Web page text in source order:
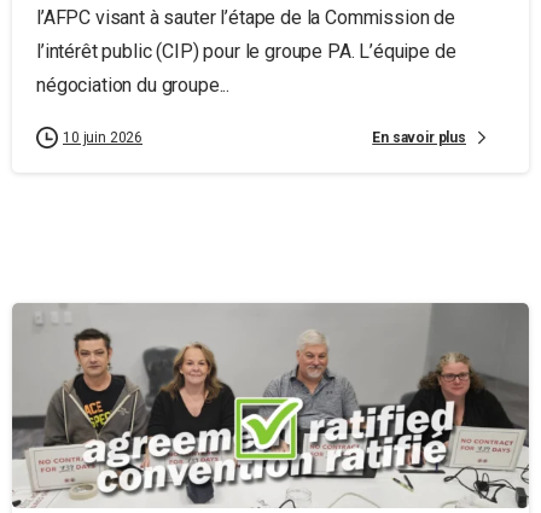
l’AFPC visant à sauter l’étape de la Commission de
l’intérêt public (CIP) pour le groupe PA. L’équipe de
négociation du groupe...
10 juin 2026 En savoir plus